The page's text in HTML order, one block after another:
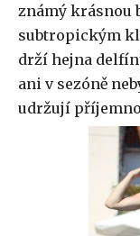
známý krásnou
subtropickým
drží hejna
ani v sezóně
udržují